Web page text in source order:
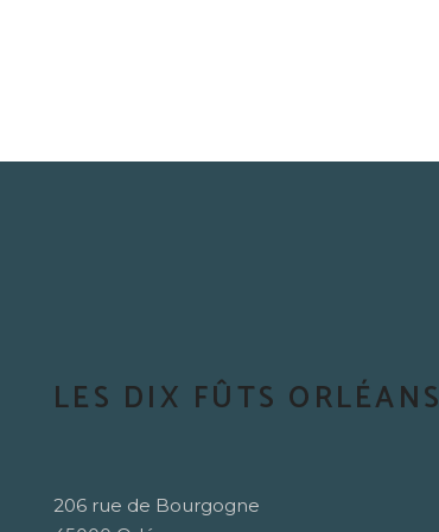
LES DIX FÛTS ORLÉANS
206 rue de Bourgogne